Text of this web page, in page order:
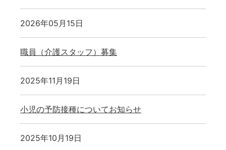
2026年05月15日
職員（介護スタッフ）募集
2025年11月19日
小児の予防接種についてお知らせ
2025年10月19日